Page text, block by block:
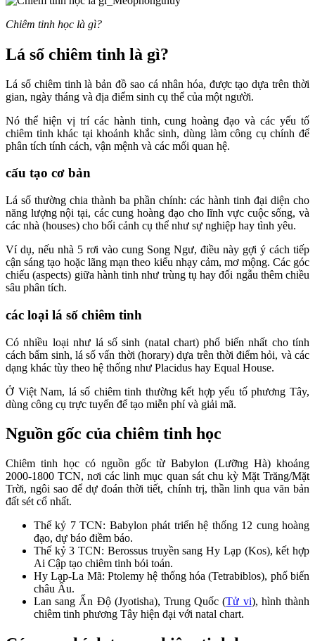
Chiêm tinh học là gì?
Lá số chiêm tinh là gì?
Lá số chiêm tinh là bản đồ sao cá nhân hóa, được tạo dựa trên thời
gian, ngày tháng và địa điểm sinh cụ thể của một người.
Nó thể hiện vị trí các hành tinh, cung hoàng đạo và các yếu tố
chiêm tinh khác tại khoảnh khắc sinh, dùng làm công cụ chính để
phân tích tính cách, vận mệnh và các mối quan hệ.​
cấu tạo cơ bản
Lá số thường chia thành ba phần chính: các hành tinh đại diện cho
năng lượng nội tại, các cung hoàng đạo cho lĩnh vực cuộc sống, và
các nhà (houses) cho bối cảnh cụ thể như sự nghiệp hay tình yêu.​
Ví dụ, nếu nhà 5 rơi vào cung Song Ngư, điều này gợi ý cách tiếp
cận sáng tạo hoặc lãng mạn theo kiểu nhạy cảm, mơ mộng. Các góc
chiếu (aspects) giữa hành tinh như trùng tụ hay đối ngẫu thêm chiều
sâu phân tích.​
các loại lá số chiêm tinh
Có nhiều loại như lá số sinh (natal chart) phổ biến nhất cho tính
cách bẩm sinh, lá số vấn thời (horary) dựa trên thời điểm hỏi, và các
dạng khác tùy theo hệ thống như Placidus hay Equal House.​
Ở Việt Nam, lá số chiêm tinh thường kết hợp yếu tố phương Tây,
dùng công cụ trực tuyến để tạo miễn phí và giải mã.
Nguồn gốc của chiêm tinh học
Chiêm tinh học có nguồn gốc từ Babylon (Lưỡng Hà) khoảng
2000-1800 TCN, nơi các linh mục quan sát chu kỳ Mặt Trăng/Mặt
Trời, ngôi sao để dự đoán thời tiết, chính trị, thần linh qua văn bản
đất sét cổ nhất.​
Thế kỷ 7 TCN: Babylon phát triển hệ thống 12 cung hoàng
đạo, dự báo điềm báo.​
Thế kỷ 3 TCN: Berossus truyền sang Hy Lạp (Kos), kết hợp
Ai Cập tạo chiêm tinh bói toán.​
Hy Lạp-La Mã: Ptolemy hệ thống hóa (Tetrabiblos), phổ biến
châu Âu.​
Lan sang Ấn Độ (Jyotisha), Trung Quốc (Tử vi), hình thành
chiêm tinh phương Tây hiện đại với natal chart.